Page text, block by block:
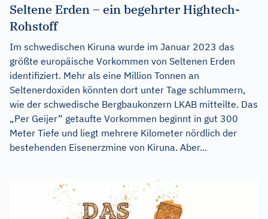
Seltene Erden – ein begehrter Hightech-
Rohstoff
Im schwedischen Kiruna wurde im Januar 2023 das
größte europäische Vorkommen von Seltenen Erden
identifiziert. Mehr als eine Million Tonnen an
Seltenerdoxiden könnten dort unter Tage schlummern,
wie der schwedische Bergbaukonzern LKAB mitteilte. Das
„Per Geijer“ getaufte Vorkommen beginnt in gut 300
Meter Tiefe und liegt mehrere Kilometer nördlich der
bestehenden Eisenerzmine von Kiruna. Aber...